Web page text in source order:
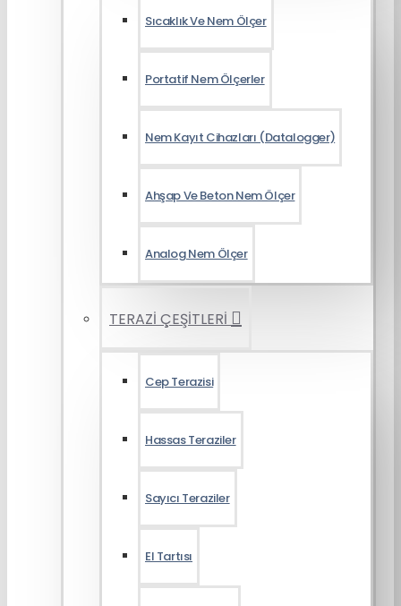
Sıcaklık Ve Nem Ölçer
Portatif Nem Ölçerler
Nem Kayıt Cihazları (Datalogger)
Ahşap Ve Beton Nem Ölçer
Analog Nem Ölçer
TERAZİ ÇEŞİTLERİ
Cep Terazisi
Hassas Teraziler
Sayıcı Teraziler
El Tartısı